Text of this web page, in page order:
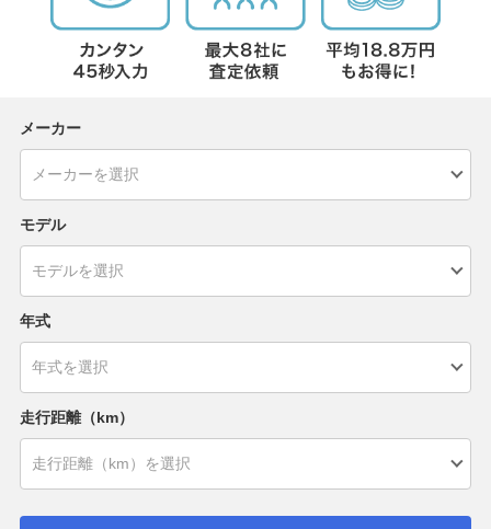
メーカー
モデル
年式
走行距離（km）